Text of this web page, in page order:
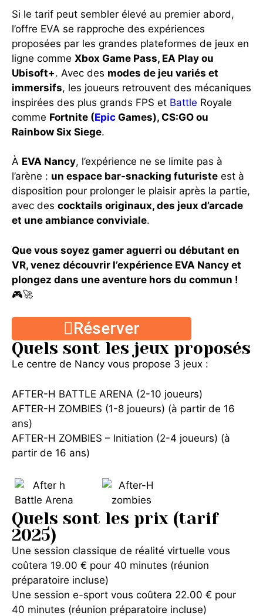
Si le tarif peut sembler élevé au premier abord,
l’offre EVA se rapproche des expériences
proposées par les grandes plateformes de jeux en
ligne comme Xbox Game Pass, EA Play ou
Ubisoft+. Avec des modes de jeu variés et
immersifs, les joueurs retrouvent des mécaniques
inspirées des plus grands FPS et Battle Royale
comme Fortnite (Epic Games), CS:GO ou
Rainbow Six Siege.
À EVA Nancy, l’expérience ne se limite pas à
l’arène : un espace bar-snacking futuriste est à
disposition pour prolonger le plaisir après la partie,
avec des cocktails originaux, des jeux d’arcade
et une ambiance conviviale.
Que vous soyez gamer aguerri ou débutant en
VR, venez découvrir l’expérience EVA Nancy et
plongez dans une aventure hors du commun !
🎮🚀
Réserver
Quels sont les jeux proposés
Le centre de Nancy vous propose 3 jeux :
AFTER-H BATTLE ARENA (2-10 joueurs)
AFTER-H ZOMBIES (1-8 joueurs) (à partir de 16
ans)
AFTER-H ZOMBIES – Initiation (2-4 joueurs) (à
partir de 16 ans)
Quels sont les prix (tarif
2025)
Une session classique de réalité virtuelle vous
coûtera 19.00 € pour 40 minutes (réunion
préparatoire incluse)
Une session e-sport vous coûtera 22.00 € pour
40 minutes (réunion préparatoire incluse)